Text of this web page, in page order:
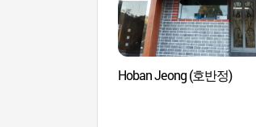
Hoban Jeong (호반정)